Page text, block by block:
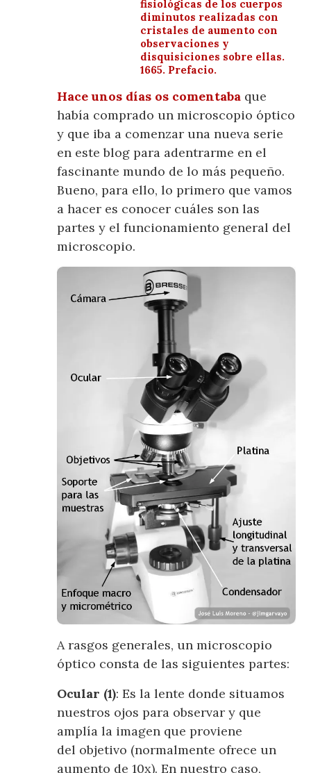
fisiológicas de los cuerpos
diminutos realizadas con
cristales de aumento con
observaciones y
disquisiciones sobre ellas.
1665. Prefacio.
Hace unos días os comentaba que
había comprado un microscopio óptico
y que iba a comenzar una nueva serie
en este blog para adentrarme en el
fascinante mundo de lo más pequeño.
Bueno, para ello, lo primero que vamos
a hacer es conocer cuáles son las
partes y el funcionamiento general del
microscopio.
A rasgos generales, un microscopio
óptico consta de las siguientes partes:
Ocular (1): Es la lente donde situamos
nuestros ojos para observar y que
amplía la imagen que proviene
del objetivo (normalmente ofrece un
aumento de 10x). En nuestro caso,